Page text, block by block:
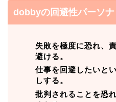
dobbyの回避性パーソ
失敗を極度に恐れ、
避ける。
仕事を回避したいと
しする。
批判されることを恐